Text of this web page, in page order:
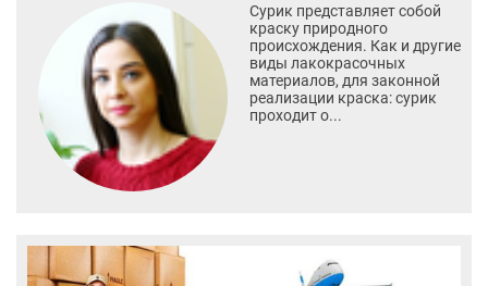
Сурик представляет собой
краску природного
происхождения. Как и другие
виды лакокрасочных
материалов, для законной
реализации краска: сурик
проходит о...